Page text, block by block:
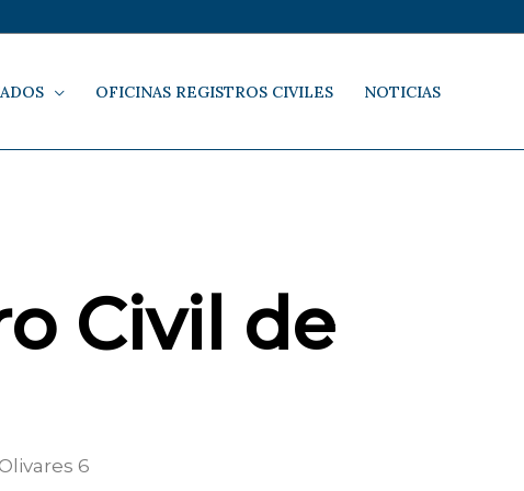
OFICINAS REGISTROS CIVILES NOTICIAS
Civil de
6